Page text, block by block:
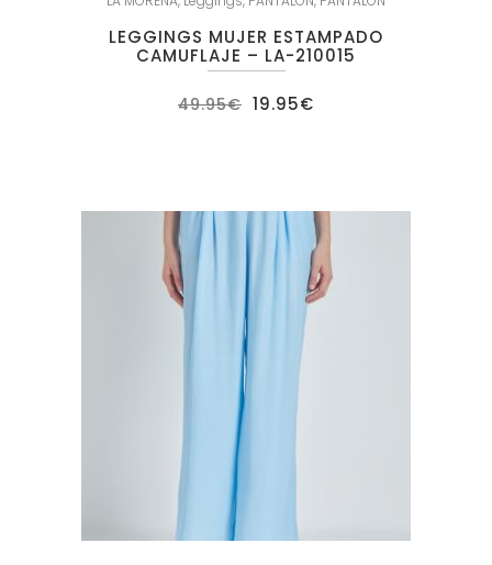
LEGGINGS MUJER ESTAMPADO
CAMUFLAJE – LA-210015
49.95€ El
precio
19.95€